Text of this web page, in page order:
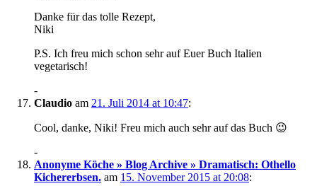
Danke für das tolle Rezept,
Niki
P.S. Ich freu mich schon sehr auf Euer Buch Italien
vegetarisch!
-
Claudio am 21. Juli 2014 at 10:47:
Cool, danke, Niki! Freu mich auch sehr auf das Buch 😉
-
Anonyme Köche » Blog Archive » Dramatisch: Othello
Kichererbsen. am 15. November 2015 at 20:08: